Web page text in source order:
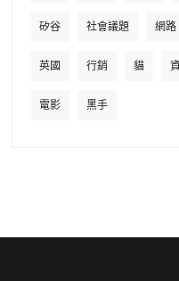
矽谷 社會議題 網路
英國 行銷 貓
電影 黑手